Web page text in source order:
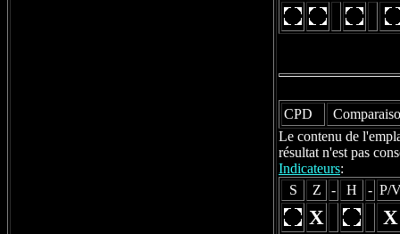
CPD
Le contenu de
résultat n'est pas
Indicateurs:
S
Z - H - P/
X X